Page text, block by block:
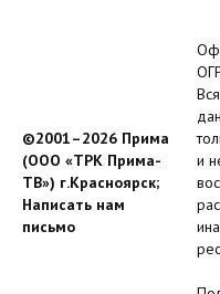
©2001–2026 Прима
(ООО «ТРК Прима-
ТВ») г.Красноярск;
Написать нам
письмо
и